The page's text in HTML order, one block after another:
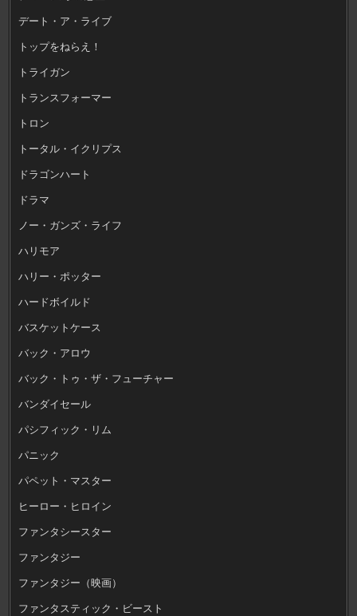
デート・ア・ライブ
トップをねらえ！
トライガン
トランスフォーマー
トロン
トータル・イクリプス
ドラゴンハート
ドラマ
ノー・ガンズ・ライフ
ハリモア
ハリー・ポッター
ハードボイルド
バスケットケース
バック・アロウ
バック・トゥ・ザ・フューチャー
バンダイセール
パシフィック・リム
パニック
パペット・マスター
ヒーロー・ヒロイン
ファンタシースター
ファンタジー
ファンタジー（映画）
ファンタスティック・ビースト